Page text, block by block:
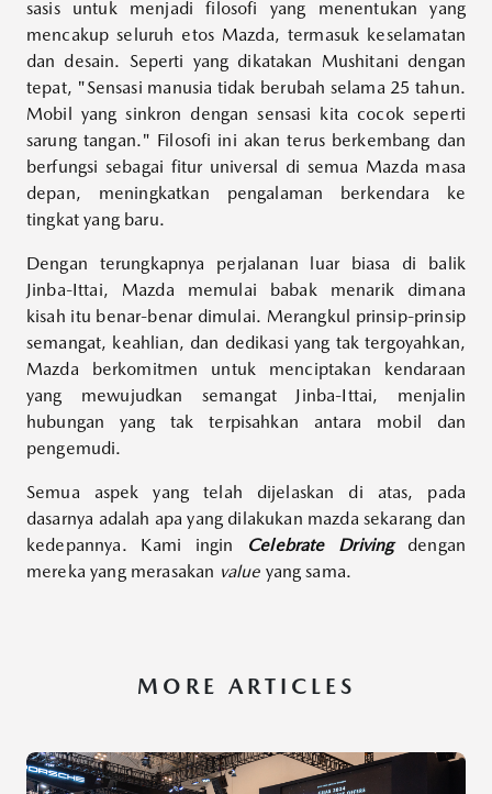
sasis untuk menjadi filosofi yang menentukan yang
mencakup seluruh etos Mazda, termasuk keselamatan
dan desain. Seperti yang dikatakan Mushitani dengan
tepat, "Sensasi manusia tidak berubah selama 25 tahun.
Mobil yang sinkron dengan sensasi kita cocok seperti
sarung tangan." Filosofi ini akan terus berkembang dan
berfungsi sebagai fitur universal di semua Mazda masa
depan, meningkatkan pengalaman berkendara ke
tingkat yang baru.
Dengan terungkapnya perjalanan luar biasa di balik
Jinba-Ittai, Mazda memulai babak menarik dimana
kisah itu benar-benar dimulai. Merangkul prinsip-prinsip
semangat, keahlian, dan dedikasi yang tak tergoyahkan,
Mazda berkomitmen untuk menciptakan kendaraan
yang mewujudkan semangat Jinba-Ittai, menjalin
hubungan yang tak terpisahkan antara mobil dan
pengemudi.
Semua aspek yang telah dijelaskan di atas, pada
dasarnya adalah apa yang dilakukan mazda sekarang dan
kedepannya. Kami ingin
Celebrate Drivingdengan
mereka yang merasakan value yang sama.
MORE ARTICLES